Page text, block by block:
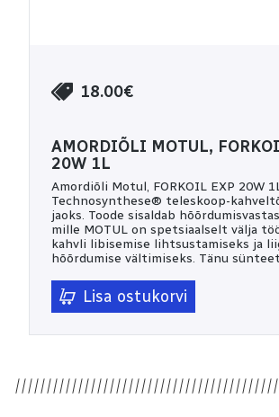
18.00€
AMORDIÕLI MOTUL,
20W 1L
Amordiõli Motul, FORKOIL EXP 20W 1L
Technosynthese® teleskoop-
jaoks. Toode sisaldab
mille MOTUL on spetsiaalselt välja
kahvli libisemise lihtsustamiseks ja
hõõrdumise vältimiseks. Tänu
temperatuurivahemikus. Selle koostis
kulumis-, korrosiooni- ja
omadused ning kaitseb tihendeid.
Lisa ostukorvi